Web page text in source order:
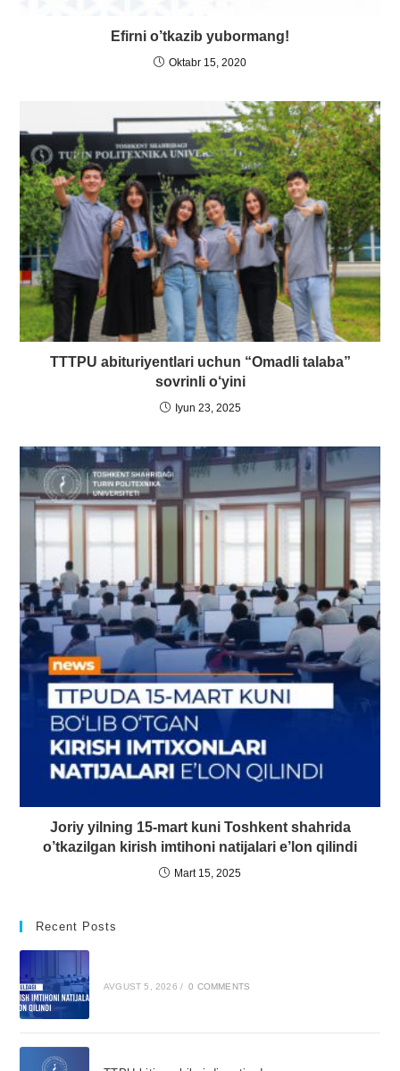
Efirni o’tkazib yubormang!
Oktabr 15, 2020
TTTPU abituriyentlari uchun “Omadli talaba”
sovrinli o‘yini
Iyun 23, 2025
Joriy yilning 15-mart kuni Toshkent shahrida
o’tkazilgan kirish imtihoni natijalari e’lon qilindi
Mart 15, 2025
Recent Posts
AVGUST 5, 2026 / 0 COMMENTS